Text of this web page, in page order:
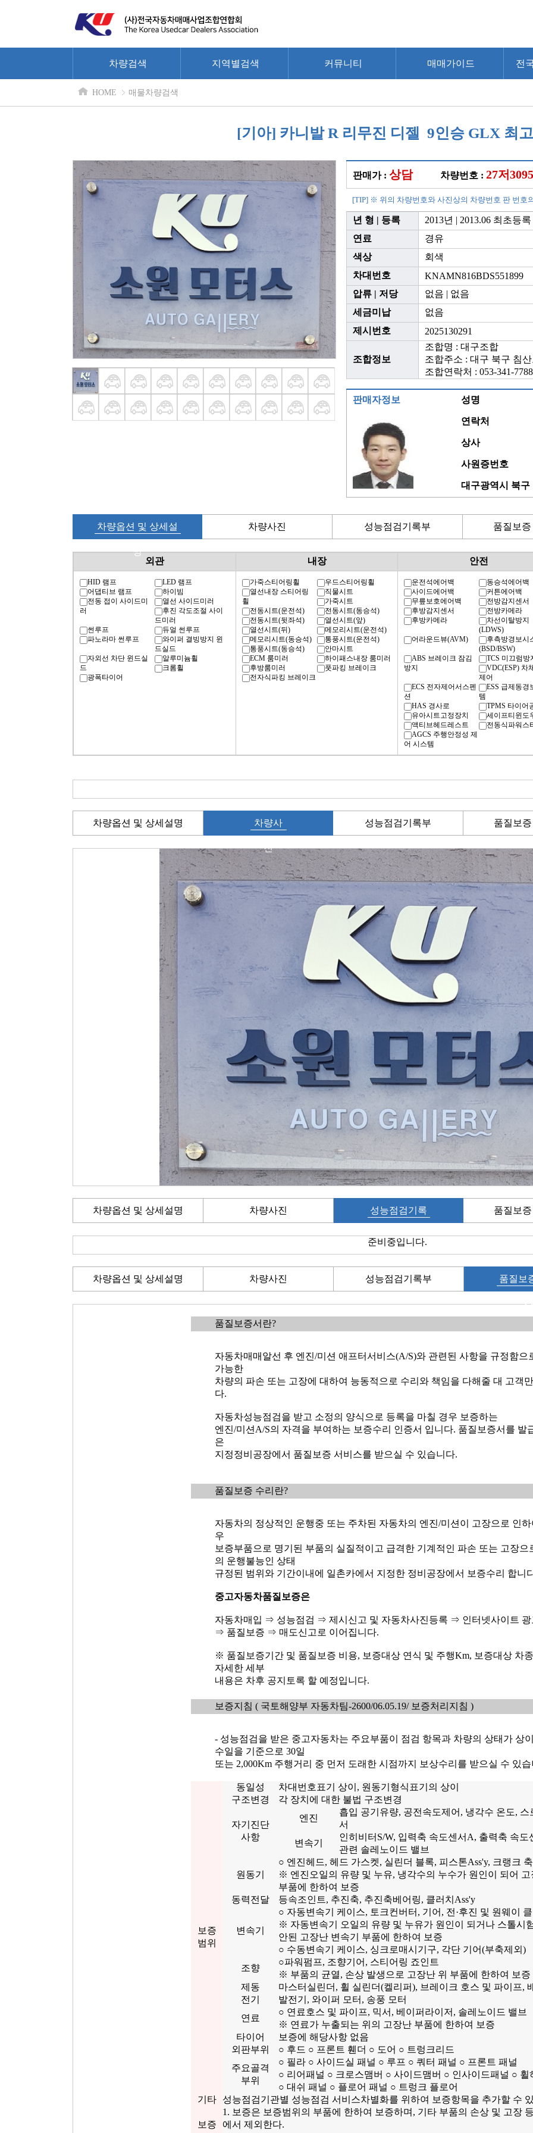
차량검색 지역별검색 커뮤니티 매매가이드 전
HOME 매물차량검색
[기아] 카니발 R 리무진 디젤 9인승 GLX 최
판매가 : 상담 차량번호 : 27저3095
[TIP] ※ 위의 차량번호와 사진상의 차량번호 판 번호
년 형 | 등록
2013년 | 2013.06 최초등록
연료
경유
색상
회색
차대번호
KNAMN816BDS551899
압류 | 저당
없음 | 없음
세금미납
없음
제시번호
2025130291
조합정보
조합명 : 대구조합
조합주소 : 대구 북구 침
조합연락처 : 053-341-7788
판매자정보 성명
연락처
상사
사원증번호
대구광역시 북구
차량옵션 및 상세설
명
차량사진 성능점검기록부 품질보
외관 내장 안전
HID 램프
LED 램프
어댑티브 램프
하이빔
전동 접이 사이드미
러
열선 사이드미러
후진 각도조절 사이
드미러
썬루프
듀얼 썬루프
파노라마 썬루프
와이퍼 결빙방지 윈
드실드
자외선 차단 윈드실
드
알루미늄휠
크롬휠
광폭타이어
가죽스티어링휠
우드스티어링휠
열선내장 스티어링
휠
직물시트
가죽시트
전동시트(운전석)
전동시트(동승석)
전동시트(뒷좌석)
열선시트(앞)
열선시트(뒤)
메모리시트(운전석)
메모리시트(동승석)
통풍시트(운전석)
통풍시트(동승석)
안마시트
ECM 룸미러
하이패스내장 룸미러
후방룸미러
풋파킹 브레이크
전자식파킹 브레이크
운전석에어백
동승석에어백
사이드에어백
커튼에어백
무릎보호에어백
전방감지센서
후방감지센서
전방카메라
후방카메라
차선이탈방지
(LDWS)
어라운드뷰(AVM)
후측방경보시
(BSD/BSW)
ABS 브레이크 잠김
방지
TCS 미끄럼방
VDC(ESP) 차
제어
ECS 전자제어서스펜
션
ESS 급제동경
템
HAS 경사로
TPMS 타이어
유아시트고정장치
세이프티윈도
액티브헤드레스트
전동식파워스
AGCS 주행안정성 제
어 시스템
차량옵션 및 상세설명 차량사
진
성능점검기록부 품질보
차량옵션 및 상세설명 차량사진 성능점검기록
부
품질보
준비중입니다.
차량옵션 및 상세설명 차량사진 성능점검기록부 품질보
스
품질보증서란?
자동차매매알선 후 엔진/미션 애프터서비스(A/S)와 관련된 사항을 규정함으
가능한
차량의 파손 또는 고장에 대하여 능동적으로 수리와 책임을 다해줄 대 고객
다.
자동차성능점검을 받고 소정의 양식으로 등록을 마칠 경우 보증하는
엔진/미션A/S의 자격을 부여하는 보증수리 인증서 입니다. 품질보증서를 발
은
지정정비공장에서 품질보증 서비스를 받으실 수 있습니다.
품질보증 수리란?
자동차의 정상적인 운행중 또는 주차된 자동차의 엔진/미션이 고장으로 인
우
보증부품으로 명기된 부품의 실질적이고 급격한 기계적인 파손 또는 고장으
의 운행불능인 상태
규정된 범위와 기간이내에 일촌카에서 지정한 정비공장에서 보증수리 합니
중고자동차품질보증은
자동차매입 ⇒ 성능점검 ⇒ 제시신고 및 자동차사진등록 ⇒ 인터넷사이트 광
⇒ 품질보증 ⇒ 매도신고로 이어집니다.
※ 품질보증기간 및 품질보증 비용, 보증대상 연식 및 주행Km, 보증대상 차
자세한 세부
내용은 차후 공지토록 할 예정입니다.
보증지침 ( 국토해양부 자동차팀-2600/06.05.19/ 보증처리지침 )
- 성능점검을 받은 중고자동차는 주요부품이 점검 항목과 차량의 상태가 상
수일을 기준으로 30일
또는 2,000Km 주행거리 중 먼저 도래한 시점까지 보상수리를 받으실 수 있
보증
범위
동일성
차대번호표기 상이, 원동기형식표기의 상이
구조변경
각 장치에 대한 불법 구조변경
자기진단
사항
엔진
흡입 공기유량, 공전속도제어, 냉각수 온도, 스
서
변속기
인히비터S/W, 입력축 속도센서A, 출력축 속
관련 솔레노이드 밸브
원동기
○ 엔진헤드, 헤드 가스켓, 실린더 블록, 피스톤Ass'y, 크랭크
※ 엔진오일의 유량 및 누유, 냉각수의 누수가 원인이 되어
부품에 한하여 보증
동력전달
등속조인트, 추진축, 추진축베어링, 클러치Ass'y
변속기
○ 자동변속기 케이스, 토크컨버터, 기어, 전·후진 및 원웨이
※ 자동변속기 오일의 유량 및 누유가 원인이 되거나 스톨시
안된 고장난 변속기 부품에 한하여 보증
○ 수동변속기 케이스, 싱크로매시기구, 각단 기어(부축제외)
조향
○파워펌프, 조향기어, 스티어링 죠인트
※ 부품의 균열, 손상 발생으로 고장난 위 부품에 한하여 보증
제동
마스터실린더, 휠 실린더(켈리퍼), 브레이크 호스 및 파이프,
전기
발전기, 와이퍼 모터, 송풍 모터
연료
○ 연료호스 및 파이프, 믹서, 베이퍼라이저, 솔레노이드 밸브
※ 연료가 누출되는 위의 고장난 부품에 한하여 보증
타이어
보증에 해당사항 없음
외판부위
○ 후드 ○ 프론트 휀더 ○ 도어 ○ 트렁크리드
주요골격
부위
○ 필라 ○ 사이드실 패널 ○ 루프 ○ 쿼터 패널 ○ 프론트 패널
○ 리어패널 ○ 크로스맴버 ○ 사이드맴버 ○ 인사이드패널 ○ 휠
○ 대쉬 패널 ○ 플로어 패널 ○ 트렁크 플로어
기타
성능점검기관별 성능점검 서비스차별화를 위하여 보증항목을 추가할 수
보증
1. 보증은 보증범위의 부품에 한하여 보증하며, 기타 부품의 손상 및 고장
에서 제외한다.